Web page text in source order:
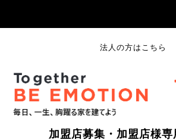
法人の方はこちら
加盟店募集・加盟店様専